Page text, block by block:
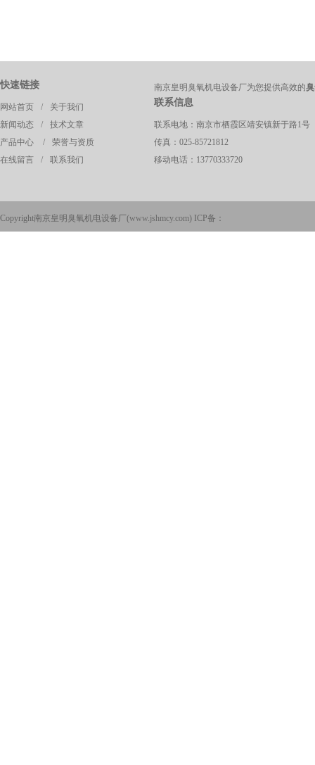
快速链接
网站首页 /
关于我们
新闻动态
/
技术文章
产品中心
/
荣誉与资质
在线留言
/ 联系我们
南京皇明臭氧机电设备厂为您提供高效的
联系信息
联系电地：南京市栖霞区靖安镇新于路1号
传真：025-85721812
移动电话：13770333720
Copyright南京皇明臭氧机电设备厂(www.jshmcy.com) ICP备：